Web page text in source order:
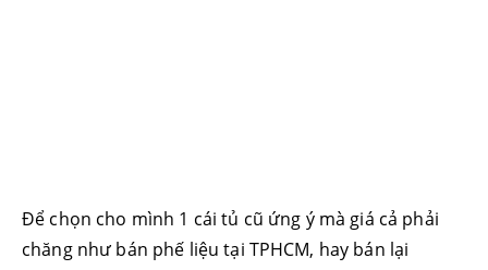
Để chọn cho mình 1 cái tủ cũ ứng ý mà giá cả phải
chăng như bán phế liệu tại TPHCM, hay bán lại